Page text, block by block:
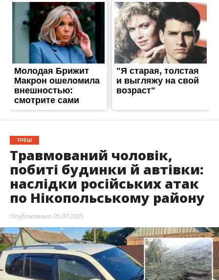
ТРЕШ
Травмований чоловік,
побиті будинки й автівки:
наслідки російських атак
по Нікопольському району
Опубліковано05.07.2025
Протягом всієї ночі росіяни не полишали у
спокої мешканців Нікопольщинт. Армія рф
гатила дронами та артилерією. Під ударом
опинилися Нікополь, Мирівській,
Марганецькій, Покровській громадах.